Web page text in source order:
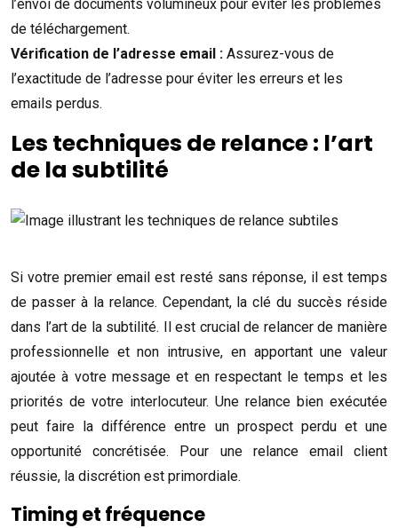
l’envoi de documents volumineux pour éviter les problèmes
de téléchargement.
Vérification de l’adresse email : Assurez-vous de
l’exactitude de l’adresse pour éviter les erreurs et les
emails perdus.
Les techniques de relance : l’art
de la subtilité
Si votre premier email est resté sans réponse, il est temps
de passer à la relance. Cependant, la clé du succès réside
dans l’art de la subtilité. Il est crucial de relancer de manière
professionnelle et non intrusive, en apportant une valeur
ajoutée à votre message et en respectant le temps et les
priorités de votre interlocuteur. Une relance bien exécutée
peut faire la différence entre un prospect perdu et une
opportunité concrétisée. Pour une relance email client
réussie, la discrétion est primordiale.
Timing et fréquence